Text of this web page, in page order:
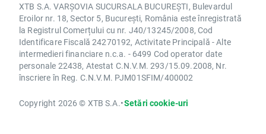
XTB S.A. VARȘOVIA SUCURSALA BUCUREȘTI, Bulevardul
Eroilor nr. 18, Sector 5, București, România este înregistrată
la Registrul Comerțului cu nr. J40/13245/2008, Cod
Identificare Fiscală 24270192, Activitate Principală - Alte
intermedieri financiare n.c.a. - 6499 Cod operator date
personale 22438, Atestat C.N.V.M. 293/15.09.2008, Nr.
înscriere în Reg. C.N.V.M. PJM01SFIM/400002
Copyright 2026 © XTB S.A.•Setări cookie-uri